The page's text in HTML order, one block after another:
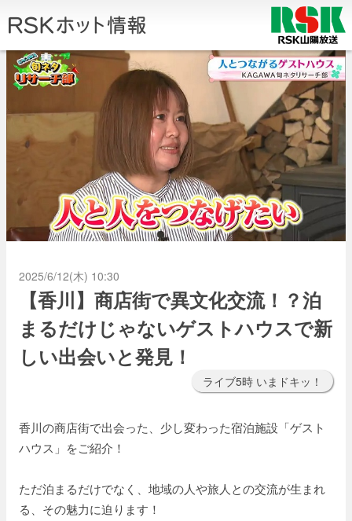
2025/6/12(木) 10:30
【香川】商店街で異文化交流！？泊
まるだけじゃないゲストハウスで新
しい出会いと発見！
ライブ5時 いまドキッ！
香川の商店街で出会った、少し変わった宿泊施設「ゲスト
ハウス」をご紹介！
ただ泊まるだけでなく、地域の人や旅人との交流が生まれ
る、その魅力に迫ります！